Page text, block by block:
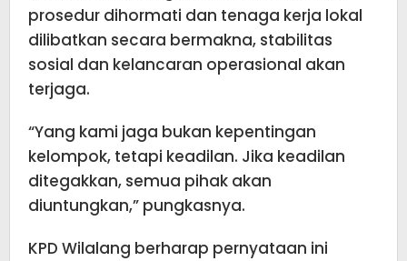
prosedur dihormati dan tenaga kerja lokal
dilibatkan secara bermakna, stabilitas
sosial dan kelancaran operasional akan
terjaga.
“Yang kami jaga bukan kepentingan
kelompok, tetapi keadilan. Jika keadilan
ditegakkan, semua pihak akan
diuntungkan,” pungkasnya.
KPD Wilalang berharap pernyataan ini